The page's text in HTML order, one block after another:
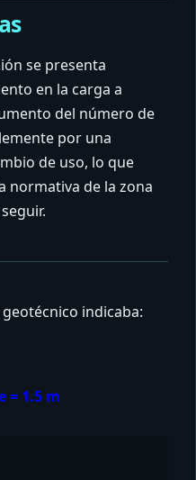
se presenta
en la carga a
del número de
por una
de uso, lo que
normativa de la zona
indicaba:
= 1.5 m